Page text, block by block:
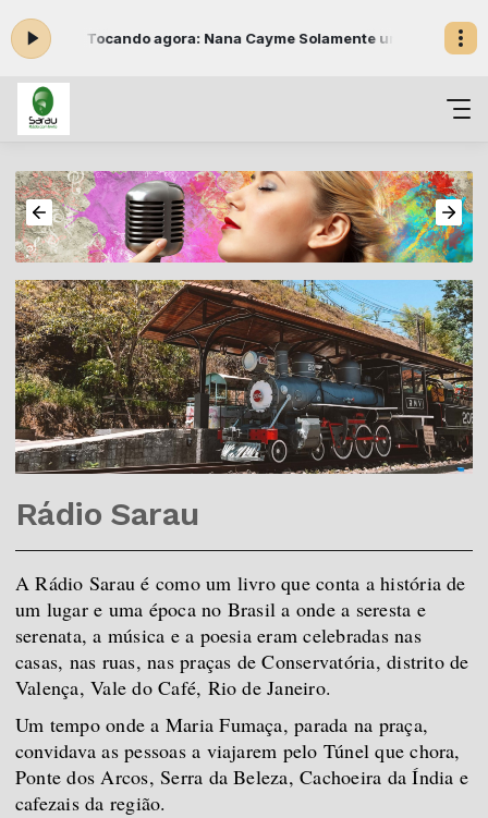
16:00 -Tocando agora: Nana Cayme Solamente una vez Sarau em
Rádio Sarau
A Rádio Sarau é como um livro que conta a história de
um lugar e uma época no Brasil a onde a seresta e
serenata, a música e a poesia eram celebradas nas
casas, nas ruas, nas praças de Conservatória, distrito de
Valença, Vale do Café, Rio de Janeiro.
Um tempo onde a Maria Fumaça, parada na praça,
convidava as pessoas a viajarem pelo Túnel que chora,
Ponte dos Arcos, Serra da Beleza, Cachoeira da Índia e
cafezais da região.